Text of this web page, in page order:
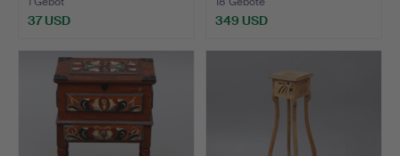
37 USD 349 USD